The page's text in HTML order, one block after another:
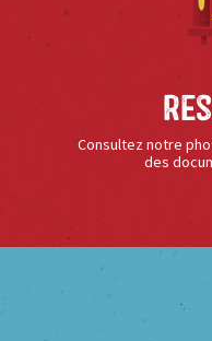
Consultez notre
des